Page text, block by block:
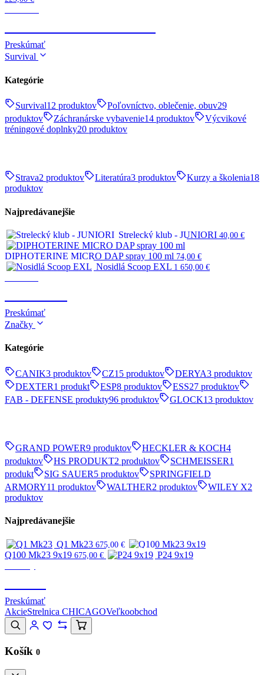
Preskúmať
Survival
Kategórie
Survival12 produktov Poľovníctvo, oblečenie, obuv29
produktov
Záchranárske vybavenie14 produktov
Výcvikové
tréningové doplnky20 produktov
Strava2 produktov Literatúra3 produktov Kurzy a školenia18
produktov
Najpredávanejšie
Strelecký klub - JUNIORI 40,00 €
DIPHOTERINE MICRO DAP spray 100 ml 74,00 €
Nosidlá Scoop EXL 1 650,00 €
Preskúmať
Značky
Kategórie
CANIK3 produktov CZ15 produktov DERYA3 produktov
DEXTER1 produkt ESP8 produktov ESS27 produktov
FAB - DEFENSE produkty96 produktov GLOCK13 produktov
GRAND POWER9 produktov HECKLER & KOCH4
produktov
HS PRODUKT2 produktov SCHMEISSER1
produkt
SIG SAUER5 produktov
SPRINGFIELD
ARMORY11 produktov WALTHER2 produktov WILEY X2
produktov
Najpredávanejšie
Q1 Mk23 675,00 €
Q100 Mk23 9x19 675,00 €
P24 9x19
Preskúmať
AkcieStrelnica CHICAGOVeľkoobchod
Košík 0